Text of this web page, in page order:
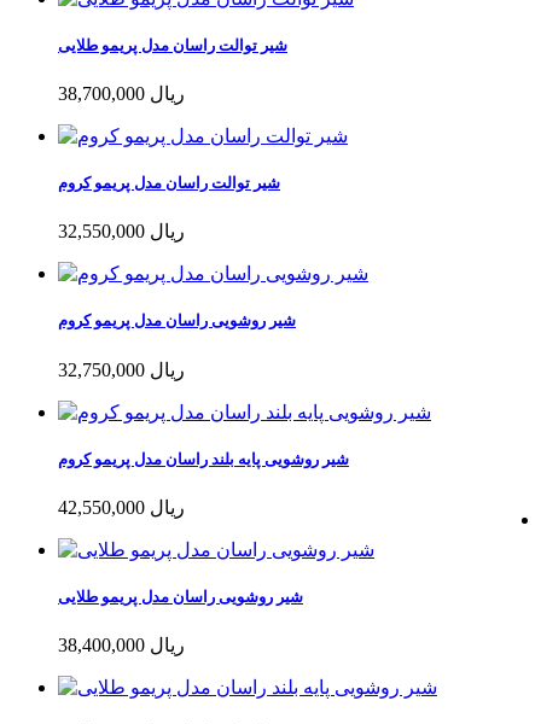
شیر توالت راسان مدل پریمو طلایی
38,700,000 ریال
شیر توالت راسان مدل پریمو کروم
32,550,000 ریال
شیر روشویی راسان مدل پریمو کروم
32,750,000 ریال
شیر روشویی پایه بلند راسان مدل پریمو کروم
42,550,000 ریال
شیر روشویی راسان مدل پریمو طلایی
38,400,000 ریال